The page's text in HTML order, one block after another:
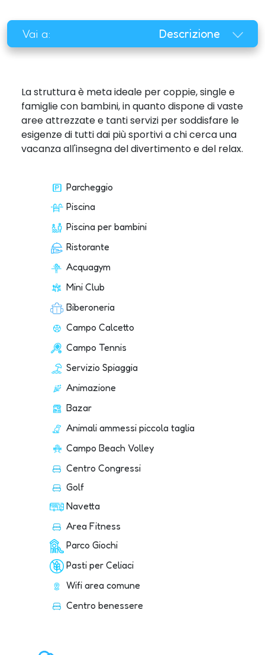
Vai a: Descrizione
La struttura è meta ideale per coppie, single e
famiglie con bambini, in quanto dispone di vaste
aree attrezzate e tanti servizi per soddisfare le
esigenze di tutti dai più sportivi a chi cerca una
vacanza all'insegna del divertimento e del relax.
Parcheggio
Piscina
Piscina per bambini
Ristorante
Acquagym
Mini Club
Biberoneria
Campo Calcetto
Campo Tennis
Servizio Spiaggia
Animazione
Bazar
Animali ammessi piccola taglia
Campo Beach Volley
Centro Congressi
Golf
Navetta
Area Fitness
Parco Giochi
Pasti per Celiaci
Wifi area comune
Centro benessere